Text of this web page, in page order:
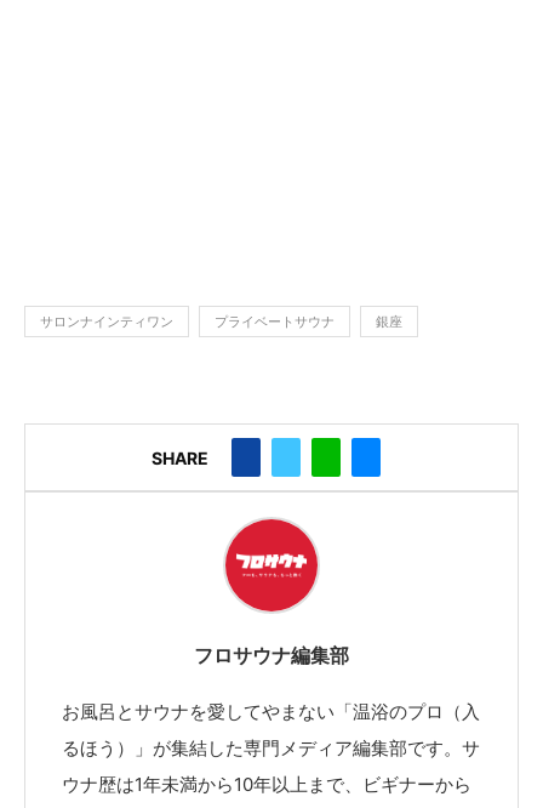
サロンナインティワン プライベートサウナ 銀座
SHARE
フロサウナ編集部
お風呂とサウナを愛してやまない「温浴のプロ（入
るほう）」が集結した専門メディア編集部です。サ
ウナ歴は1年未満から10年以上まで、ビギナーから